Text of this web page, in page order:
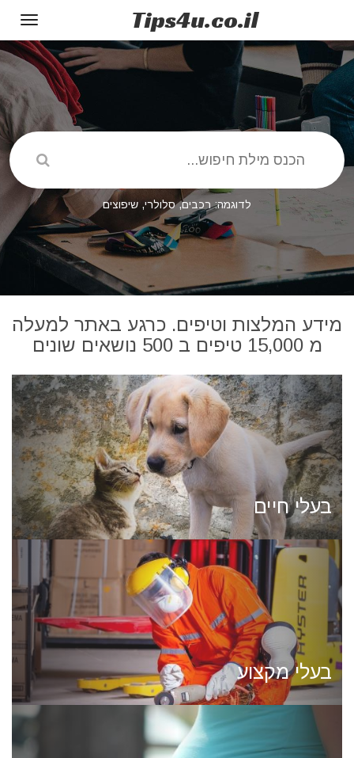
Tips4u.co.il
לדוגמה: רכבים, סלולרי, שיפוצים
מידע המלצות וטיפים. כרגע באתר למעלה
מ 15,000 טיפים ב 500 נושאים שונים
בעלי חיים
בעלי מקצוע